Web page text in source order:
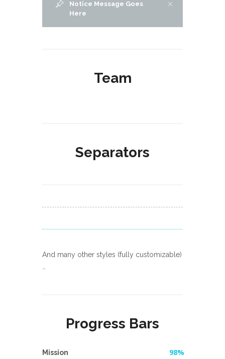
Notice Message Goes
Here
Team
Separators
And many other styles (fully customizable)
Progress Bars
Mission 98%